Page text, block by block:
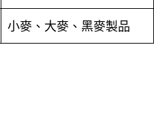
小麥、大麥、黑麥製品